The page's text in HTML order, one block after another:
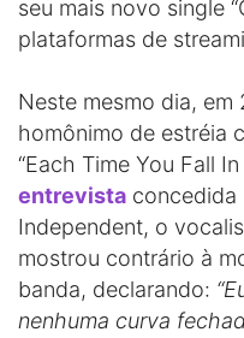
seu mais novo single
plataformas de
Neste mesmo dia, em
homônimo de estréia
“Each Time You Fall
entrevista concedida
Independent, o
mostrou contrário à
banda, declarando:
nenhuma curva